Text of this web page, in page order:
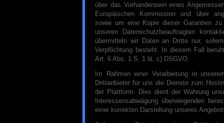
über das Vorhandensein eines
Europäischen Kommission und über
sowie um eine Kopie dieser Garantien
unseren Datenschutzbeauftragten
übermitteln wir Daten an Dritte nur,
Verpflichtung besteht. In diesem Fall
Art. 6 Abs. 1 S. 1 lit. c) DSGVO.
Im Rahmen einer Verarbeitung in
Drittanbieter für uns die Dienste zum
der Plattform. Dies dient der Wahrung
Interessensabwägung überwiegenden
einer korrekten Darstellung unseres